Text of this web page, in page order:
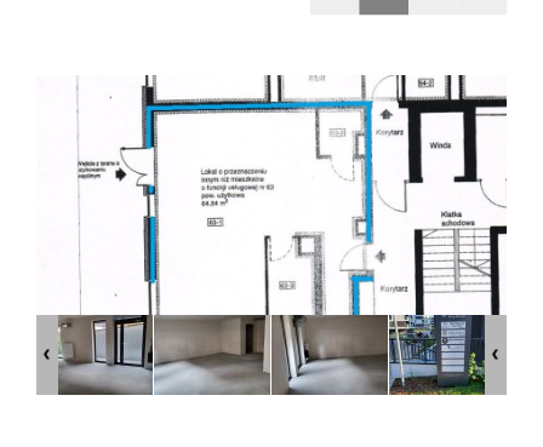
Dzialki
Lokale
Oferty
wynajmu
−